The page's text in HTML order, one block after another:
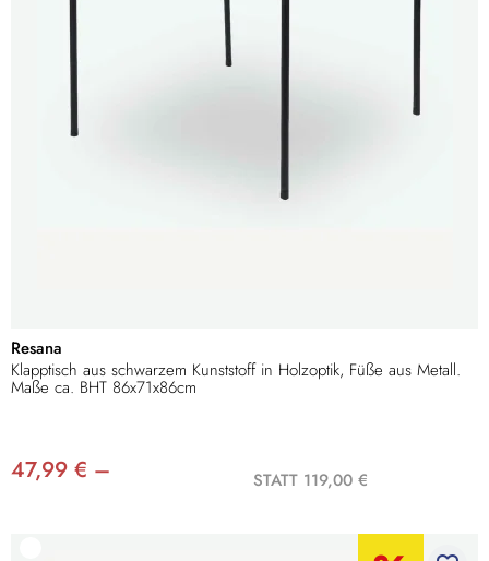
Resana
Klapptisch aus schwarzem Kunststoff in Holzoptik, Füße aus Metall.
Maße ca. BHT 86x71x86cm
47,99 € – STATT 119,00 €